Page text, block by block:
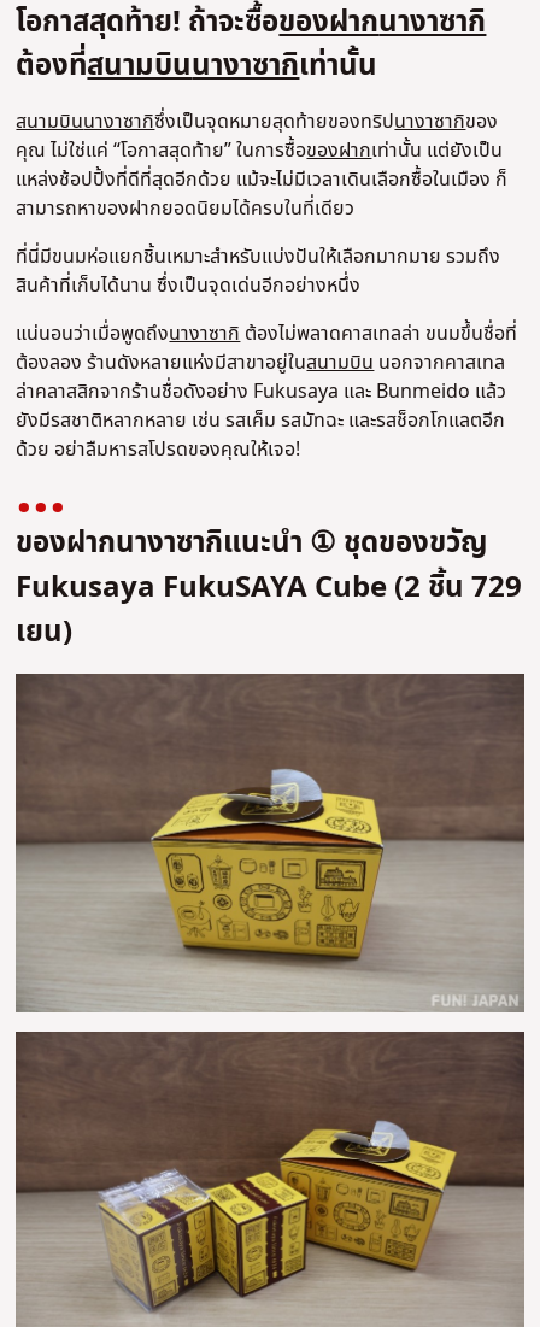
โอกาสสุดท้าย! ถ้าจะซื้อของฝากนางาซากิ
ต้องที่สนามบินนางาซากิเท่านั้น
สนามบินนางาซากิซึ่งเป็นจุดหมายสุดท้ายของทริปนางาซากิของ
คุณ ไม่ใช่แค่ “โอกาสสุดท้าย” ในการซื้อของฝากเท่านั้น แต่ยังเป็น
แหล่งช้อปปิ้งที่ดีที่สุดอีกด้วย แม้จะไม่มีเวลาเดินเลือกซื้อในเมือง ก็
สามารถหาของฝากยอดนิยมได้ครบในที่เดียว
ที่นี่มีขนมห่อแยกชิ้นเหมาะสำหรับแบ่งปันให้เลือกมากมาย รวมถึง
สินค้าที่เก็บได้นาน ซึ่งเป็นจุดเด่นอีกอย่างหนึ่ง
แน่นอนว่าเมื่อพูดถึงนางาซากิต้องไม่พลาดคาสเทลล่า ขนมขึ้นชื่อที่
ต้องลอง ร้านดังหลายแห่งมีสาขาอยู่ในสนามบินนอกจากคาสเทล
ล่าคลาสสิกจากร้านชื่อดังอย่าง Fukusaya และ Bunmeido แล้ว
ยังมีรสชาติหลากหลาย เช่น รสเค็ม รสมัทฉะ และรสช็อกโกแลตอีก
ด้วย อย่าลืมหารสโปรดของคุณให้เจอ!
ของฝากนางาซากิแนะนำ ① ชุดของขวัญ
Fukusaya FukuSAYA Cube (2 ชิ้น 729
เยน)